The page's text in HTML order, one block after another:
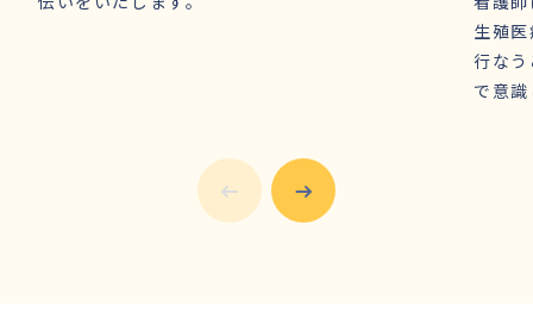
生殖
行な
で意